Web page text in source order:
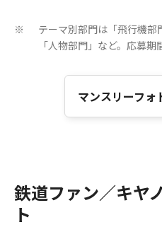
※
テーマ別部門は「飛行機部
「人物部門」など。応募期
マンスリーフォ
鉄道ファン／キヤ
ト